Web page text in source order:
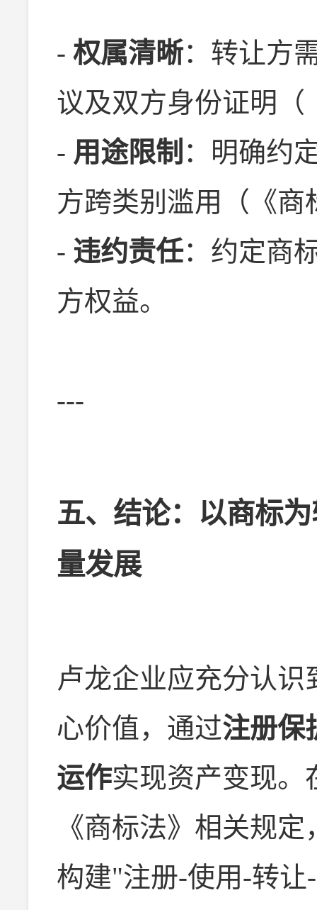
- 权属清晰：转让方
议及双方身份证明（
- 用途限制 ：明确约
方跨类别滥用（《商
- 违约责任：约定商
方权益。
---
五、结论：以商标
量发展
卢龙企业应充分认
心价值，通过注册保
运作实现资产变现。
《商标法》相关规
构建"注册-使用-转